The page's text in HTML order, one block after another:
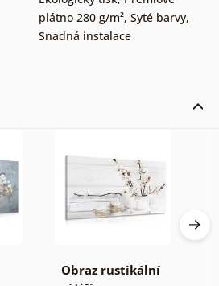
plátno 280 g/m², Syté barvy,
Snadná instalace
Obraz rustikální